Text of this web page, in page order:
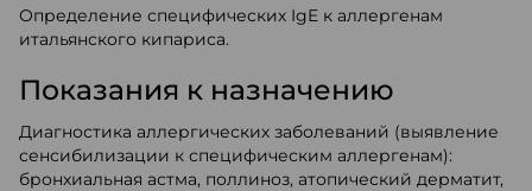
Определение специфических IgE к аллергенам
итальянского кипариса.
Показания к назначению
Диагностика аллергических заболеваний (выявление
сенсибилизации к специфическим аллергенам):
бронхиальная астма, поллиноз, атопический дерматит,